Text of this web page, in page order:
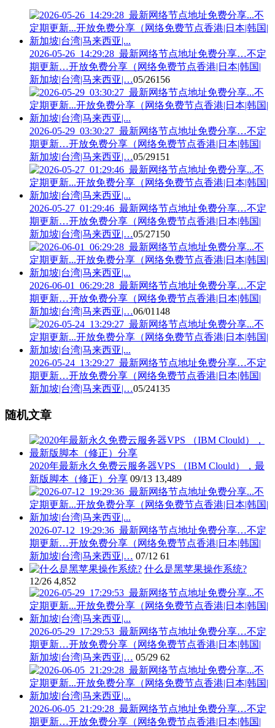
2026-05-26_14:29:28_最新网络节点地址免费分享…不定
期更新…开放免费分享（网络免费节点香港|日本|韩国|
新加坡|台湾|马来西亚|…05/26156
2026-05-29_03:30:27_最新网络节点地址免费分享…不定
期更新…开放免费分享（网络免费节点香港|日本|韩国|
新加坡|台湾|马来西亚|…05/29151
2026-05-27_01:29:46_最新网络节点地址免费分享…不定
期更新…开放免费分享（网络免费节点香港|日本|韩国|
新加坡|台湾|马来西亚|…05/27150
2026-06-01_06:29:28_最新网络节点地址免费分享…不定
期更新…开放免费分享（网络免费节点香港|日本|韩国|
新加坡|台湾|马来西亚|…06/01 148
2026-05-24_13:29:27_最新网络节点地址免费分享…不定
期更新…开放免费分享（网络免费节点香港|日本|韩国|
新加坡|台湾|马来西亚|…05/24135
随机文章
2020年最新永久免费云服务器VPS （IBM Clould），最
新版脚本（修正）分享 09/13 13,489
2026-07-12_19:29:36_最新网络节点地址免费分享…不定
期更新…开放免费分享（网络免费节点香港|日本|韩国|
新加坡|台湾|马来西亚|… 07/12 61
什么是黑苹果操作系统?
12/26 4,852
2026-05-29_17:29:53_最新网络节点地址免费分享…不定
期更新…开放免费分享（网络免费节点香港|日本|韩国|
新加坡|台湾|马来西亚|… 05/29 62
2026-06-05_21:29:28_最新网络节点地址免费分享…不定
期更新…开放免费分享（网络免费节点香港|日本|韩国|